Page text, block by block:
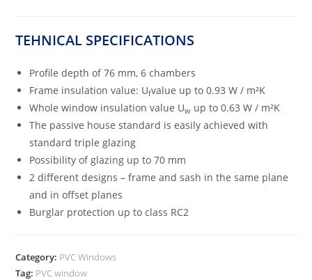
TEHNICAL SPECIFICATIONS
Profile depth of 76 mm, 6 chambers
Frame insulation value: Ufvalue up to 0.93 W / m²K
Whole window insulation value Uw up to 0.63 W / m²K
The passive house standard is easily achieved with
standard triple glazing
Possibility of glazing up to 70 mm
2 different designs – frame and sash in the same plane
and in offset planes
Burglar protection up to class RC2
Category: PVC Windows
Tag: PVC window